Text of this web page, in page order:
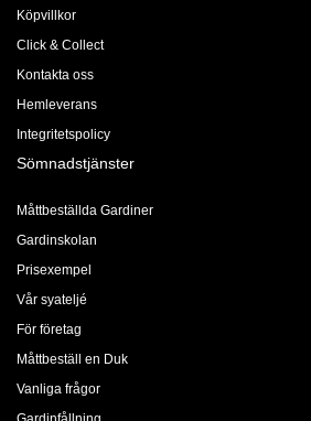
Köpvillkor
Click & Collect
Kontakta oss
Hemleverans
Integritetspolicy
Sömnadstjänster
Måttbeställda Gardiner
Gardinskolan
Prisexempel
Vår syateljé
För företag
Måttbeställ en Duk
Vanliga frågor